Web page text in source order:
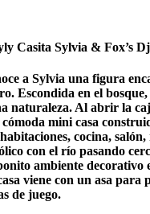
Casita Sylvia & Fox’s
a Sylvia una figura
Escondida en el
naturaleza. Al abrir la
mini casa
cocina,
con el río pasando
ambiente decorativo
viene con un asa
de juego.